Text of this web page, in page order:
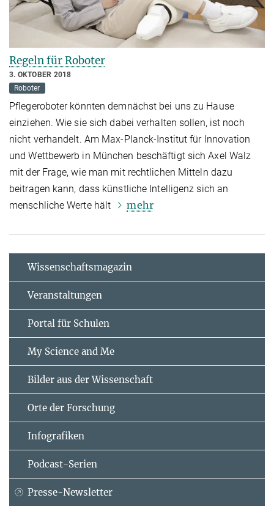
Regeln für Roboter
3. OKTOBER 2018
Roboter
Pflegeroboter könnten demnächst bei uns zu Hause
einziehen. Wie sie sich dabei verhalten sollen, ist noch
nicht verhandelt. Am Max-Planck-Institut für Innovation
und Wettbewerb in München beschäftigt sich Axel Walz
mit der Frage, wie man mit rechtlichen Mitteln dazu
beitragen kann, dass künstliche Intelligenz sich an
menschliche Werte hält
mehr
Wissenschaftsmagazin
Veranstaltungen
Portal für Schulen
My Science and Me
Bilder aus der Wissenschaft
Orte der Forschung
Infografiken
Podcast-Serien
Presse-Newsletter